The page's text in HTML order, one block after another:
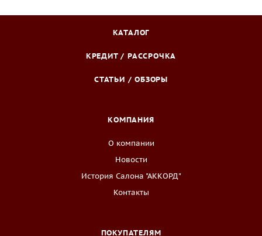
КАТАЛОГ
КРЕДИТ / РАССРОЧКА
СТАТЬИ / ОБЗОРЫ
КОМПАНИЯ
О компании
Новости
История Салона "АККОРД"
Контакты
ПОКУПАТЕЛЯМ